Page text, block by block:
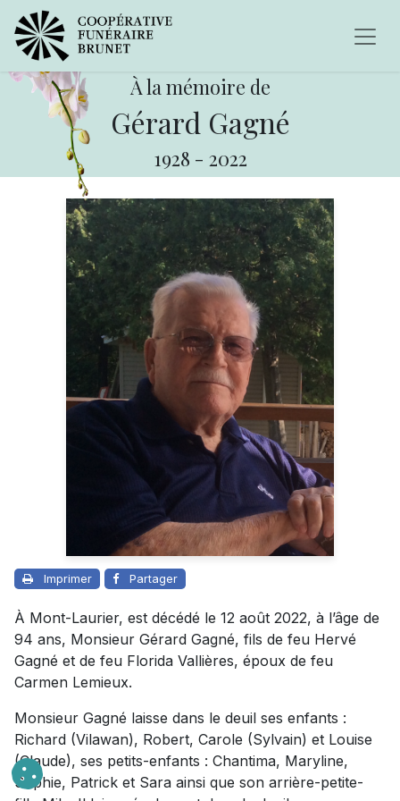
À la mémoire de
Gérard Gagné
1928 - 2022
Imprimer Partager
À Mont-Laurier, est décédé le 12 août 2022, à l’âge de
94 ans, Monsieur Gérard Gagné, fils de feu Hervé
Gagné et de feu Florida Vallières, époux de feu
Carmen Lemieux.
Monsieur Gagné laisse dans le deuil ses enfants :
Richard (Vilawan), Robert, Carole (Sylvain) et Louise
(Claude), ses petits-enfants : Chantima, Maryline,
Sophie, Patrick et Sara ainsi que son arrière-petite-